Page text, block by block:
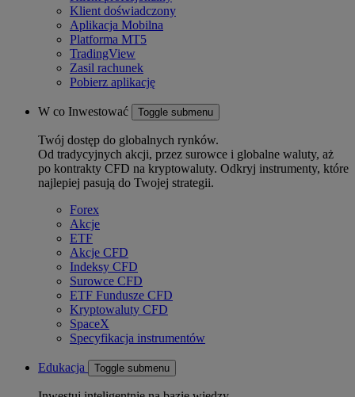
Klient doświadczony
Aplikacja Mobilna
Platforma MT5
TradingView
Zasil rachunek
Pobierz aplikację
W co Inwestować Toggle submenu
Twój dostęp do globalnych rynków.
Od tradycyjnych akcji, przez surowce i globalne waluty, aż
po kontrakty CFD na kryptowaluty. Odkryj instrumenty, które
najlepiej pasują do Twojej strategii.
Forex
Akcje
ETF
Akcje CFD
Indeksy CFD
Surowce CFD
ETF Fundusze CFD
Kryptowaluty CFD
SpaceX
Specyfikacja instrumentów
Edukacja Toggle submenu